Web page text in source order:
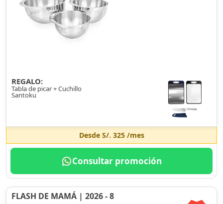
REGALO:
Tabla de picar + Cuchillo
Santoku
Desde S/. 325/mes
Consultar promoción
FLASH DE MAMÁ | 2026 - 8